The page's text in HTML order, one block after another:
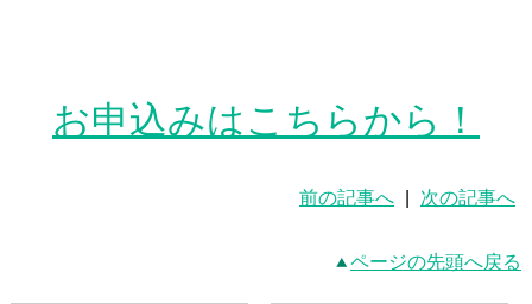
お申込みはこちらから！
前の記事へ 次の記事へ
ページの先頭へ戻る